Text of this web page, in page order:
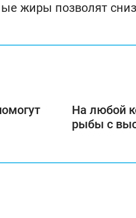
жиры позволят
На любой
рыбы с